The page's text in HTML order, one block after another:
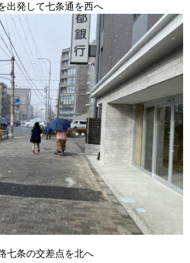
出発して七条通を西へ
七条の交差点を北へ